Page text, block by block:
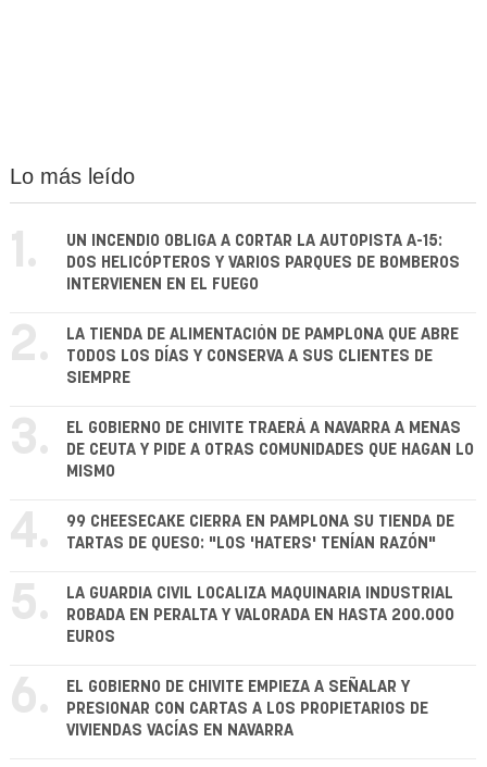
Lo más leído
1.
UN INCENDIO OBLIGA A CORTAR LA AUTOPISTA A-15:
DOS HELICÓPTEROS Y VARIOS PARQUES DE BOMBEROS
INTERVIENEN EN EL FUEGO
2.
LA TIENDA DE ALIMENTACIÓN DE PAMPLONA QUE ABRE
TODOS LOS DÍAS Y CONSERVA A SUS CLIENTES DE
SIEMPRE
3.
EL GOBIERNO DE CHIVITE TRAERÁ A NAVARRA A MENAS
DE CEUTA Y PIDE A OTRAS COMUNIDADES QUE HAGAN LO
MISMO
4.
99 CHEESECAKE CIERRA EN PAMPLONA SU TIENDA DE
TARTAS DE QUESO: "LOS 'HATERS' TENÍAN RAZÓN"
5.
LA GUARDIA CIVIL LOCALIZA MAQUINARIA INDUSTRIAL
ROBADA EN PERALTA Y VALORADA EN HASTA 200.000
EUROS
6.
EL GOBIERNO DE CHIVITE EMPIEZA A SEÑALAR Y
PRESIONAR CON CARTAS A LOS PROPIETARIOS DE
VIVIENDAS VACÍAS EN NAVARRA